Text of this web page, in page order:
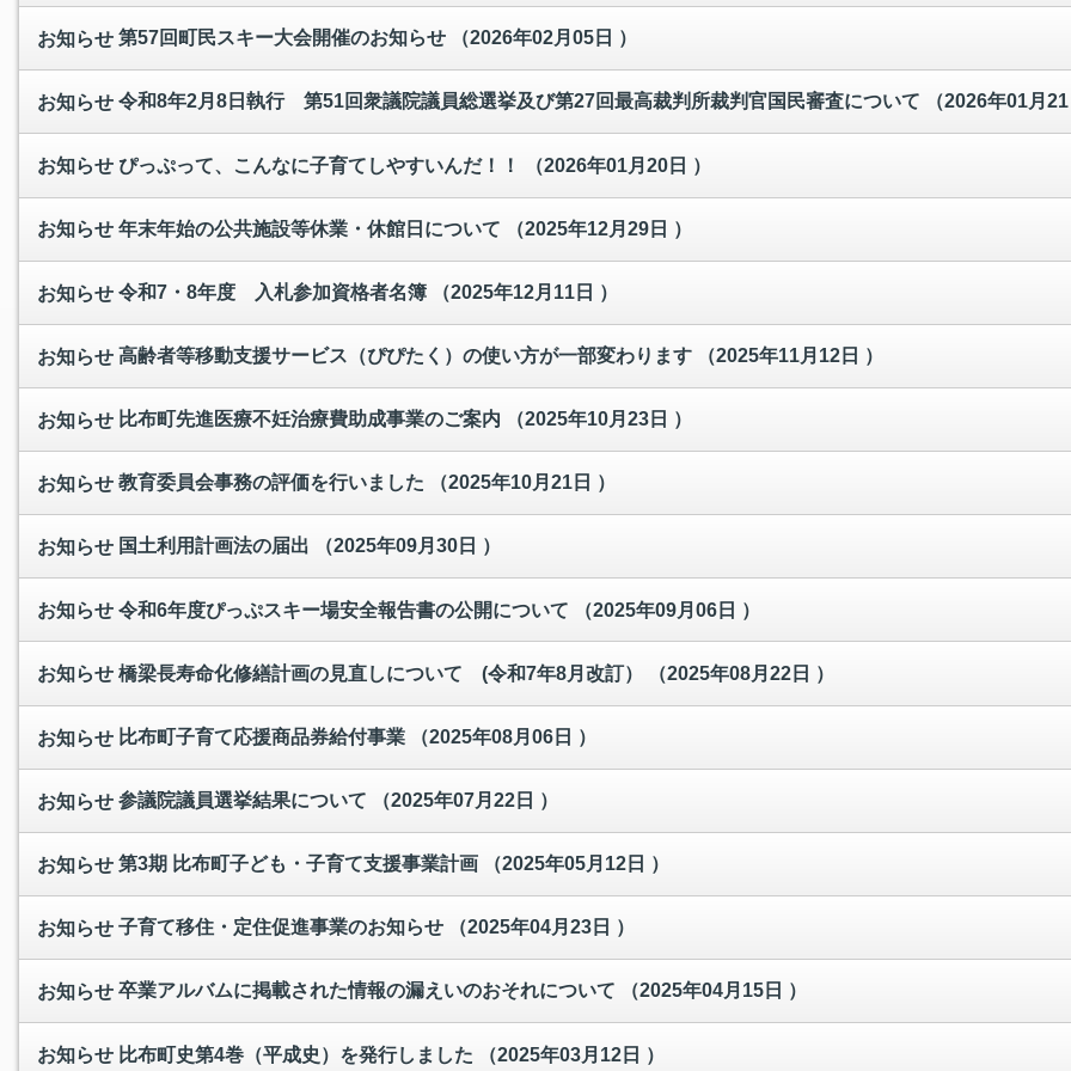
お知らせ 第57回町民スキー大会開催のお知らせ （2026年02月05日 ）
お知らせ 令和8年2月8日執行 第51回衆議院議員総選挙及び第27回最高裁判所裁判官国民審査について （2026年01月
お知らせ ぴっぷって、こんなに子育てしやすいんだ！！ （2026年01月20日 ）
お知らせ 年末年始の公共施設等休業・休館日について （2025年12月29日 ）
お知らせ 令和7・8年度 入札参加資格者名簿 （2025年12月11日 ）
お知らせ 高齢者等移動支援サービス（ぴぴたく）の使い方が一部変わります （2025年11月12日 ）
お知らせ 比布町先進医療不妊治療費助成事業のご案内 （2025年10月23日 ）
お知らせ 教育委員会事務の評価を行いました （2025年10月21日 ）
お知らせ 国土利用計画法の届出 （2025年09月30日 ）
お知らせ 令和6年度ぴっぷスキー場安全報告書の公開について （2025年09月06日 ）
お知らせ 橋梁長寿命化修繕計画の見直しについて (令和7年8月改訂） （2025年08月22日 ）
お知らせ 比布町子育て応援商品券給付事業 （2025年08月06日 ）
お知らせ 参議院議員選挙結果について （2025年07月22日 ）
お知らせ 第3期 比布町子ども・子育て支援事業計画 （2025年05月12日 ）
お知らせ 子育て移住・定住促進事業のお知らせ （2025年04月23日 ）
お知らせ 卒業アルバムに掲載された情報の漏えいのおそれについて （2025年04月15日 ）
お知らせ 比布町史第4巻（平成史）を発行しました （2025年03月12日 ）